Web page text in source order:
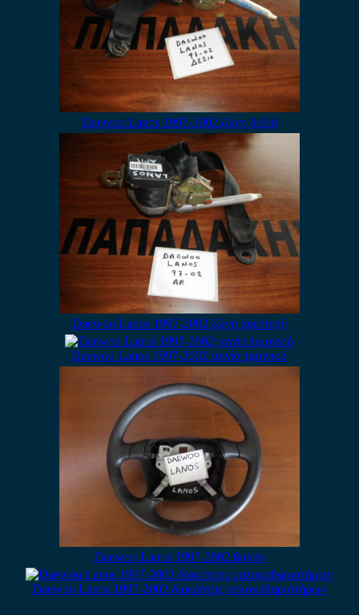
Daewoo Lanos 1997-2002 ζώνη δεξιά
Daewoo Lanos 1997-2002 ζώνη αριστερή
Daewoo Lanos 1997-2002 ταινία τιμονιού
Daewoo Lanos 1997-2002 βολάν
Daewoo Lanos 1997-2002 διακόπτης υαλοκαθαριστήρων